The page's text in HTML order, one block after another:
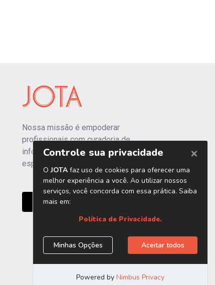
Nossa missão é empoderar
profissionais com curadoria de
informações independentes e
especializadas.
CONHEÇA O JOTA PRO